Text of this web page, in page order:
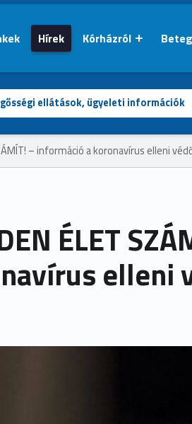
Hírek Kórházról
ellátások, ügyeleti információk
– információ a koronavírus elleni
ÉLET
elleni